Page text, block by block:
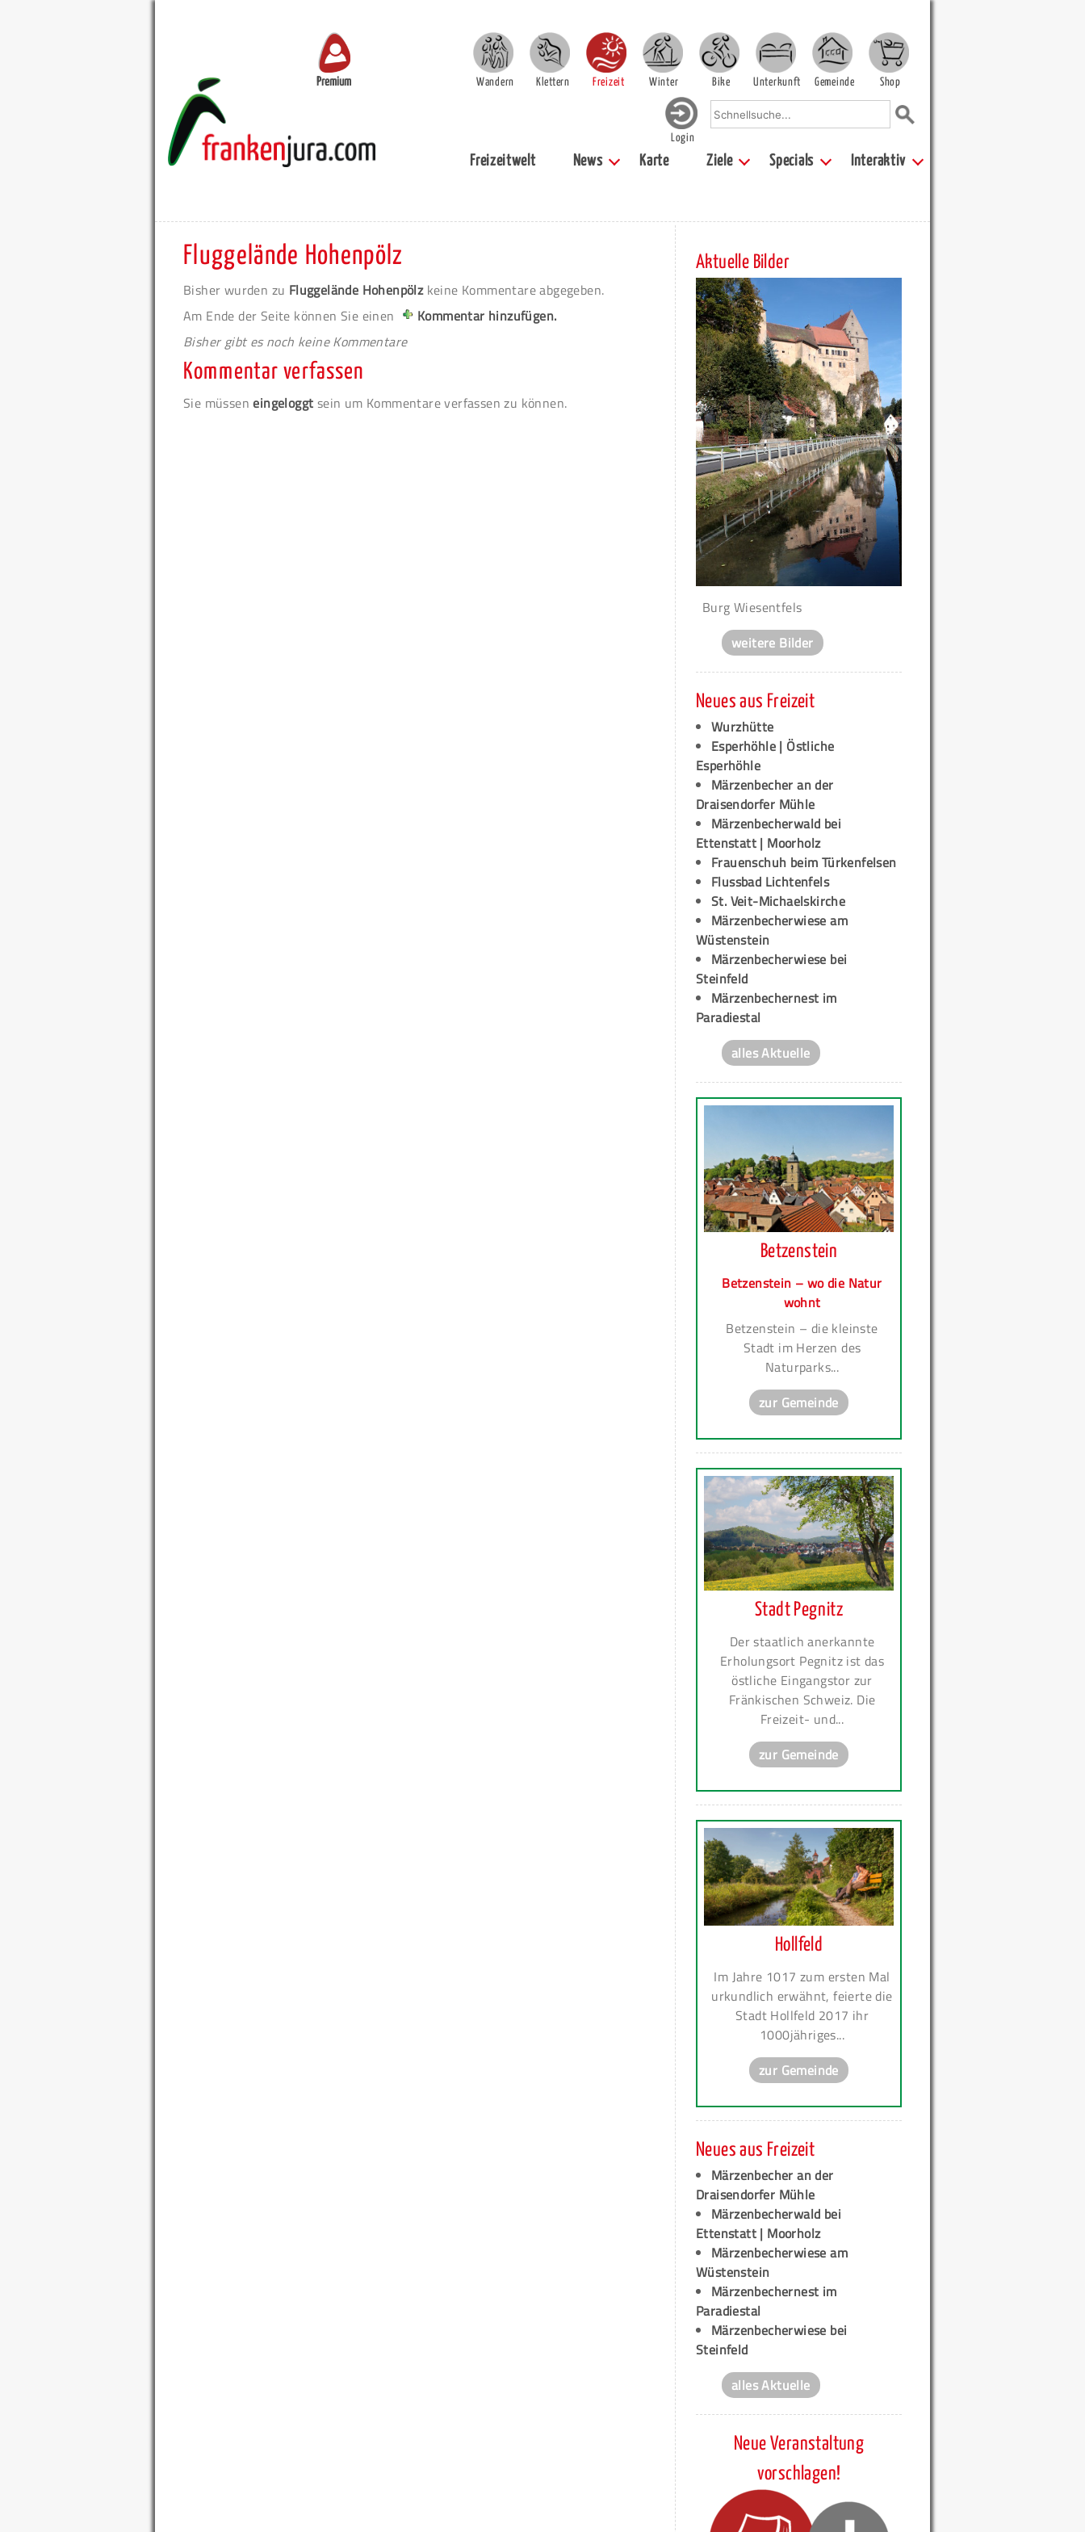
Premium Wandern Klettern Freizeit Winter Bike Unterkunft Gemeinde Shop
Login
Freizeitwelt News Karte Ziele Specials Interaktiv
Fluggelände Hohenpölz
Bisher wurden zu Fluggelände Hohenpölzkeine Kommentare abgegeben.
Am Ende der Seite können Sie einen
Kommentar hinzufügen.
Bisher gibt es noch keine Kommentare
Kommentar verfassen
Sie müsseneingeloggt sein um Kommentare verfassen zu können.
Aktuelle Bilder
Burg Wiesentfels
weitere Bilder
Neues aus Freizeit
Wurzhütte
Esperhöhle | Östliche
Esperhöhle
Märzenbecher an der
Draisendorfer Mühle
Märzenbecherwald bei
Ettenstatt | Moorholz
Frauenschuh beim Türkenfelsen
Flussbad Lichtenfels
St. Veit-Michaelskirche
Märzenbecherwiese am
Wüstenstein
Märzenbecherwiese bei
Steinfeld
Märzenbechernest im
Paradiestal
alles Aktuelle
Betzenstein
Betzenstein – wo die Natur
wohnt
Betzenstein – die kleinste
Stadt im Herzen des
Naturparks...
zur Gemeinde
Stadt Pegnitz
Der staatlich anerkannte
Erholungsort Pegnitz ist das
östliche Eingangstor zur
Fränkischen Schweiz. Die
Freizeit- und...
zur Gemeinde
Hollfeld
Im Jahre 1017 zum ersten Mal
urkundlich erwähnt, feierte die
Stadt Hollfeld 2017 ihr
1000jähriges...
zur Gemeinde
Neues aus Freizeit
Märzenbecher an der
Draisendorfer Mühle
Märzenbecherwald bei
Ettenstatt | Moorholz
Märzenbecherwiese am
Wüstenstein
Märzenbechernest im
Paradiestal
Märzenbecherwiese bei
Steinfeld
alles Aktuelle
Neue Veranstaltung
vorschlagen!